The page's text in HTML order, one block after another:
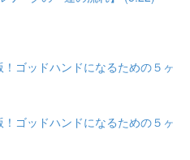
ゴッドハンドになるための５ヶ
ゴッドハンドになるための５ヶ